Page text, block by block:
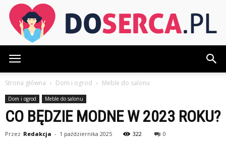
Strona główna Dom i ogrod Meble do salonu
Dom i ogrod Meble do salonu
CO BĘDZIE MODNE W 2023 ROKU?
Przez Redakcja - 1 października 2025 322 0